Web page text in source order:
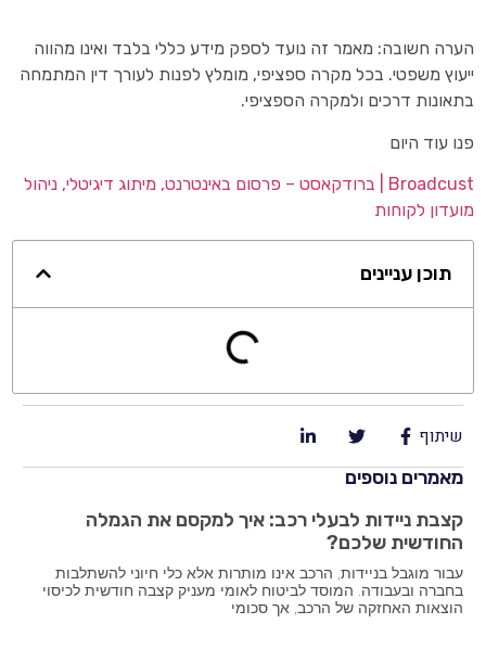
הערה חשובה: מאמר זה נועד לספק מידע כללי בלבד ואינו מהווה
ייעוץ משפטי. בכל מקרה ספציפי, מומלץ לפנות לעורך דין המתמחה
בתאונות דרכים ולמקרה הספציפי.
פנו עוד היום
Broadcust | ברודקאסט – פרסום באינטרנט, מיתוג דיגיטלי, ניהול
מועדון לקוחות
תוכן עניינים
שיתוף
מאמרים נוספים
קצבת ניידות לבעלי רכב: איך למקסם את הגמלה
החודשית שלכם?
עבור מוגבל בניידות, הרכב אינו מותרות אלא כלי חיוני להשתלבות
בחברה ובעבודה. המוסד לביטוח לאומי מעניק קצבה חודשית לכיסוי
הוצאות האחזקה של הרכב, אך סכומי